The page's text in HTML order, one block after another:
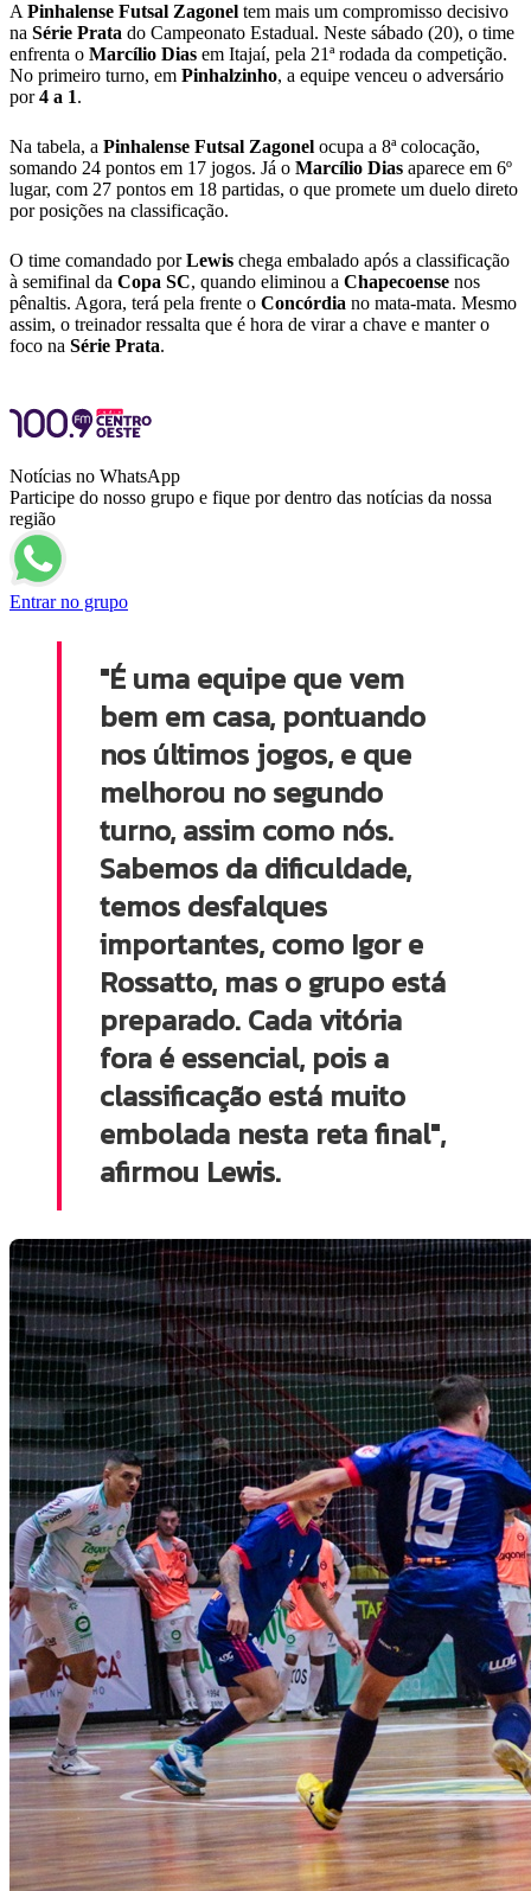
A Pinhalense Futsal Zagonel tem mais um compromisso decisivo
na Série Prata do Campeonato Estadual. Neste sábado (20), o time
enfrenta o Marcílio Dias em Itajaí, pela 21ª rodada da competição.
No primeiro turno, em Pinhalzinho, a equipe venceu o adversário
por4 a 1.
Na tabela, a Pinhalense Futsal Zagonel ocupa a 8ª colocação,
somando 24 pontos em 17 jogos. Já o Marcílio Dias aparece em 6º
lugar, com 27 pontos em 18 partidas, o que promete um duelo direto
por posições na classificação.
O time comandado porLewis chega embalado após a classificação
à semifinal da Copa SC, quando eliminou a Chapecoense nos
pênaltis. Agora, terá pela frente o Concórdia no mata-mata. Mesmo
assim, o treinador ressalta que é hora de virar a chave e manter o
foco na Série Prata.
Notícias no WhatsApp
Participe do nosso grupo e fique por dentro das notícias da nossa
região
Entrar no grupo
"É uma equipe que vem
bem em casa, pontuando
nos últimos jogos, e que
melhorou no segundo
turno, assim como nós.
Sabemos da dificuldade,
temos desfalques
importantes, como Igor e
Rossatto, mas o grupo está
preparado. Cada vitória
fora é essencial, pois a
classificação está muito
embolada nesta reta final",
afirmou Lewis.